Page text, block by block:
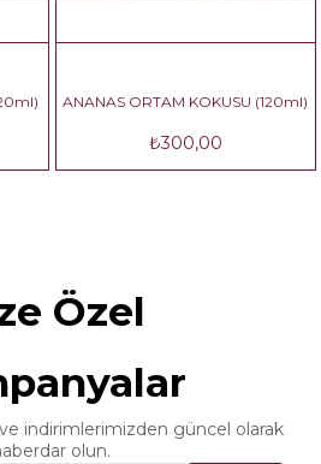
ANANAS ORTAM KOKUSU (120ml)
₺300,00
Özel
ve indirimlerimizden güncel olarak
olun.